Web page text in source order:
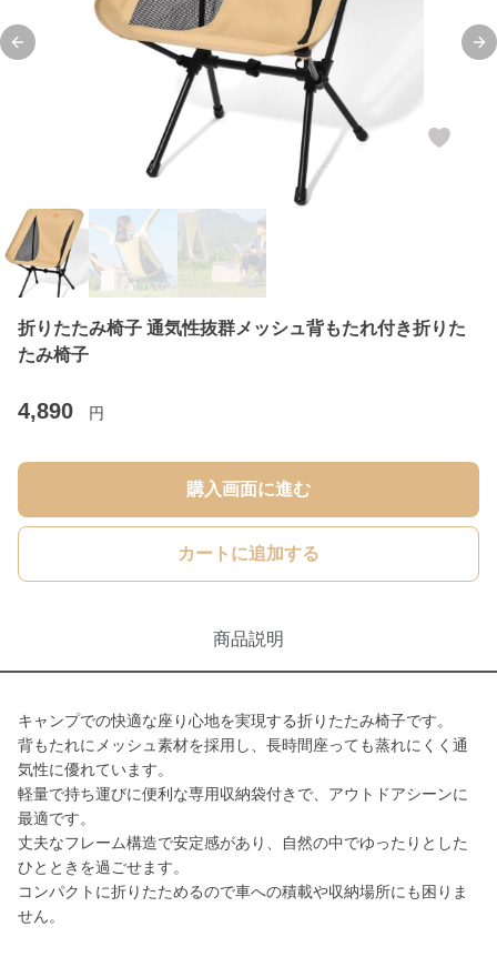
Previous slide
折りたたみ椅子 通気性抜群メッシュ背もたれ付き折りた
たみ椅子
4,890 円
購入画面に進む
カートに追加する
商品説明
キャンプでの快適な座り心地を実現する折りたたみ椅子です。
背もたれにメッシュ素材を採用し、長時間座っても蒸れにくく通
気性に優れています。
軽量で持ち運びに便利な専用収納袋付きで、アウトドアシーンに
最適です。
丈夫なフレーム構造で安定感があり、自然の中でゆったりとした
ひとときを過ごせます。
コンパクトに折りたためるので車への積載や収納場所にも困りま
せん。